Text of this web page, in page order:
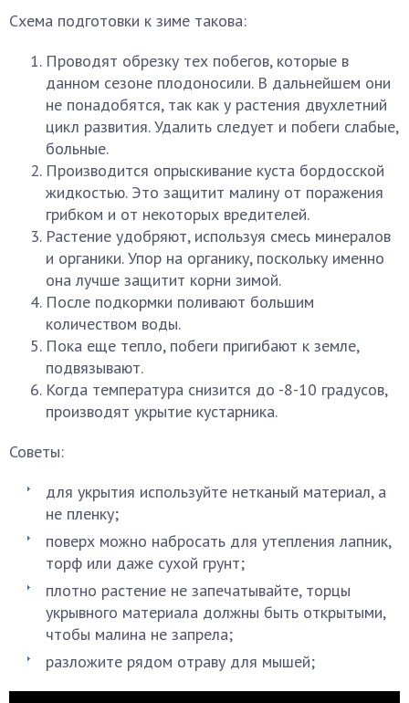
Схема подготовки к зиме такова:
Проводят обрезку тех побегов, которые в
данном сезоне плодоносили. В дальнейшем они
не понадобятся, так как у растения двухлетний
цикл развития. Удалить следует и побеги слабые,
больные.
Производится опрыскивание куста бордосской
жидкостью. Это защитит малину от поражения
грибком и от некоторых вредителей.
Растение удобряют, используя смесь минералов
и органики. Упор на органику, поскольку именно
она лучше защитит корни зимой.
После подкормки поливают большим
количеством воды.
Пока еще тепло, побеги пригибают к земле,
подвязывают.
Когда температура снизится до -8-10 градусов,
производят укрытие кустарника.
Советы:
для укрытия используйте нетканый материал, а
не пленку;
поверх можно набросать для утепления лапник,
торф или даже сухой грунт;
плотно растение не запечатывайте, торцы
укрывного материала должны быть открытыми,
чтобы малина не запрела;
разложите рядом отраву для мышей;